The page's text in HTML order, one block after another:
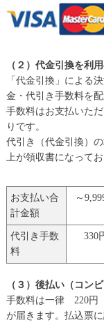
（２）代金引換を利
「代金引換」による
金・代引き手数料を
手数料はお支払いた
りです。
代引き（代金引換）
上が領収書になってお
お支払い合
計金額
～
代引き手数
料
330
（３）後払い（コン
手数料は一律 220円
が届きます。払込票